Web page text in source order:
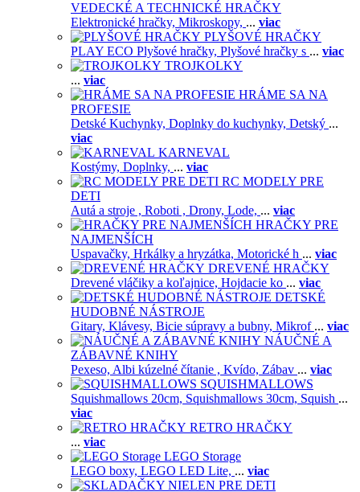
VEDECKÉ A TECHNICKÉ HRAČKY
Elektronické hračky, Mikroskopy, ... viac
PLYŠOVÉ HRAČKY
PLAY ECO Plyšové hračky, Plyšové hračky s ... viac
TROJKOLKY
... viac
HRÁME SA NA
PROFESIE
Detské Kuchynky, Doplnky do kuchynky, Detský ...
viac
KARNEVAL
Kostýmy, Doplnky, ... viac
RC MODELY PRE
DETI
Autá a stroje , Roboti , Drony, Lode, ... viac
HRAČKY PRE
NAJMENŠÍCH
Uspavačky, Hrkálky a hryzátka, Motorické h ... viac
DREVENÉ HRAČKY
Drevené vláčiky a koľajnice, Hojdacie ko ... viac
DETSKÉ
HUDOBNÉ NÁSTROJE
Gitary, Klávesy, Bicie súpravy a bubny, Mikrof ... viac
NÁUČNÉ A
ZÁBAVNÉ KNIHY
Pexeso, Albi kúzelné čítanie , Kvído, Zábav ... viac
SQUISHMALLOWS
Squishmallows 20cm, Squishmallows 30cm, Squish ...
viac
RETRO HRAČKY
... viac
LEGO Storage
LEGO boxy, LEGO LED Lite, ... viac